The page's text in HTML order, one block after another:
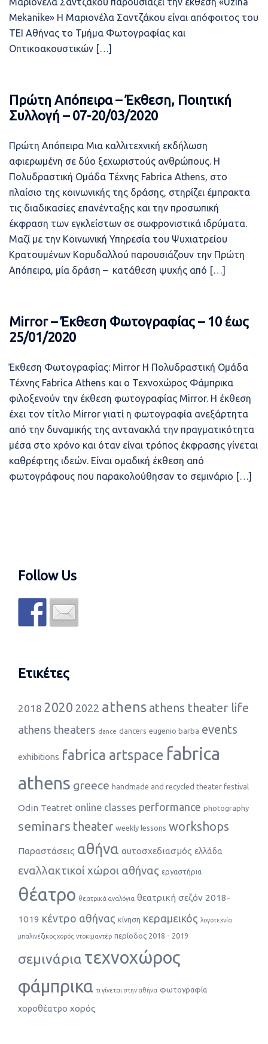
Mekanike» Η Μαριονέλα Σαντζάκου είναι απόφοιτος του
ΤΕΙ Αθήνας το Τμήμα Φωτογραφίας και
Οπτικοακουστικών […]
Πρώτη Απόπειρα – Έκθεση, Ποιητική
Συλλογή – 07-20/03/2020
Πρώτη Απόπειρα Μια καλλιτεχνική εκδήλωση
αφιερωμένη σε δύο ξεχωριστούς ανθρώπους. Η
Πολυδραστική Ομάδα Τέχνης Fabrica Athens, στο
πλαίσιο της κοινωνικής της δράσης, στηρίζει έμπρακτα
τις διαδικασίες επανένταξης και την προσωπική
έκφραση των εγκλείστων σε σωφρονιστικά ιδρύματα.
Μαζί με την Κοινωνική Υπηρεσία του Ψυχιατρείου
Κρατουμένων Κορυδαλλού παρουσιάζουν την Πρώτη
Απόπειρα, μία δράση – κατάθεση ψυχής από […]
Mirror – Έκθεση Φωτογραφίας – 10 έως
25/01/2020
Έκθεση Φωτογραφίας: Mirror Η Πολυδραστική Ομάδα
Τέχνης Fabrica Athens και ο Τεχνοχώρος Φάμπρικα
φιλοξενούν την έκθεση φωτογραφίας Mirror. Η έκθεση
έχει τον τίτλο Mirror γιατί η φωτογραφία ανεξάρτητα
από την δυναμικής της αντανακλά την πραγματικότητα
μέσα στο χρόνο και όταν είναι τρόπος έκφρασης γίνεται
καθρέφτης ιδεών. Είναι ομαδική έκθεση από
φωτογράφους που παρακολούθησαν το σεμινάριο […]
Follow Us
Ετικέτες
2018 2020 2022 athens athens theater life
athens theaters dance dancers eugenio barba events
exhibitions fabrica artspace fabrica
athens greece handmade and recycled theater festival
Odin Teatret online classes performance photography
seminars theater weekly lessons workshops
Παραστάσεις αθήνα αυτοσχεδιασμός ελλάδα
εναλλακτικοί χώροι αθήνας εργαστήρια
θέατρο θεατρικά αναλόγια θεατρική σεζόν 2018-
1019 κέντρο αθήνας κίνηση κεραμεικός λογοτεχνία
μπαλινέζικος χορός ντοκιμαντέρ περίοδος 2018 - 2019
σεμινάρια τεχνοχώρος
φάμπρικα τι γίνεται στην αθήνα φωτογραφία
χοροθέατρο χορός